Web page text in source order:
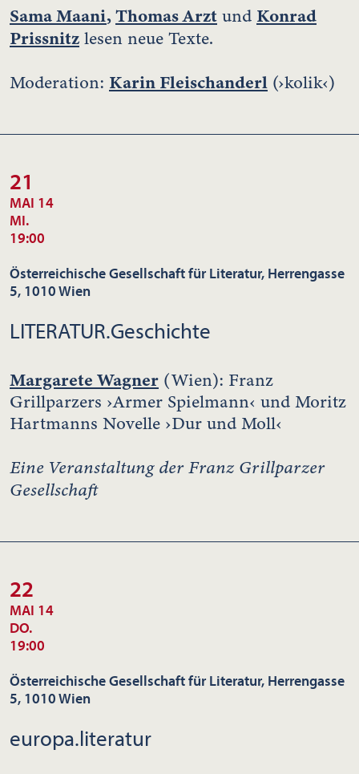
Sama Maani,Thomas Arzt und Konrad
Prissnitz lesen neue Texte.
Moderation: Karin Fleischanderl (›kolik‹)
21
MAI 14
MI.
19:00
Österreichische Gesellschaft für Literatur, Herrengasse
5, 1010 Wien
LITERATUR.Geschichte
Margarete Wagner (Wien): Franz
Grillparzers ›Armer Spielmann‹ und Moritz
Hartmanns Novelle ›Dur und Moll‹
Eine Veranstaltung der Franz Grillparzer
Gesellschaft
22
MAI 14
DO.
19:00
Österreichische Gesellschaft für Literatur, Herrengasse
5, 1010 Wien
europa.literatur